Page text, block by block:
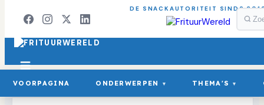
DE SNACKAUTORITEIT SINDS
VOORPAGINA ONDERWERPEN ▾ THEMA'S ▾